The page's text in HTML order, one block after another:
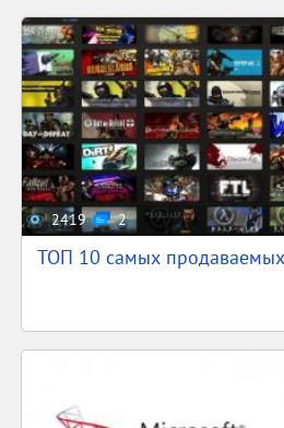
2419 2
ТОП 10 самых